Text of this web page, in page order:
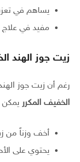
يساهم في
مفيد في
زيت جوز الهند
رغم أن زيت جوز
الخفيف المكرر يمكن
أخف وزناً من
يحتوي على